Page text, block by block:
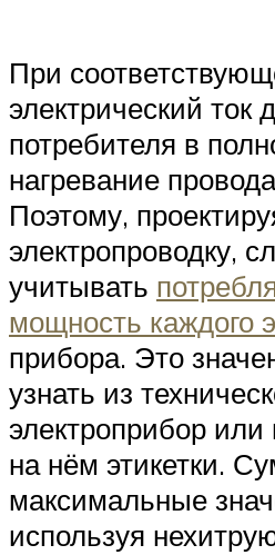
При
электрический ток
потребителя в
нагревание
Поэтому,
электропроводку,
учитывать
мощность каждого
прибора. Это
узнать из
электроприбор или
на нём этикетки.
максимальные
используя